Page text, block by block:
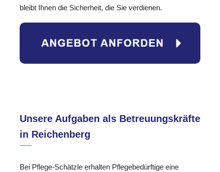
bleibt Ihnen die Sicherheit, die Sie verdienen.
Unsere Aufgaben als Betreuungskräfte
in Reichenberg
Bei Pflege-Schätzle erhalten Pflegebedürftige eine